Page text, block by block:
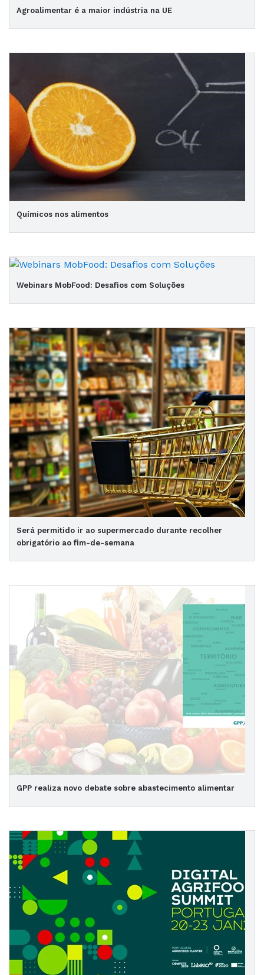
Agroalimentar é a maior indústria na UE
Químicos nos alimentos
Webinars MobFood: Desafios com Soluções
Será permitido ir ao supermercado durante recolher
obrigatório ao fim-de-semana
GPP realiza novo debate sobre abastecimento alimentar